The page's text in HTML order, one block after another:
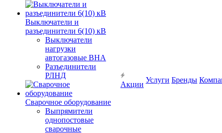
Выключатели и
разъединители 6(10) кВ
Выключатели
нагрузки
автогазовые ВНА
Разъединители
РЛНД
Сварочное оборудование
Выпрямители
однопостовые
сварочные
Акции
Услуги Бренды